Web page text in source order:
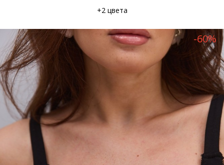
+2 цвета
-60%